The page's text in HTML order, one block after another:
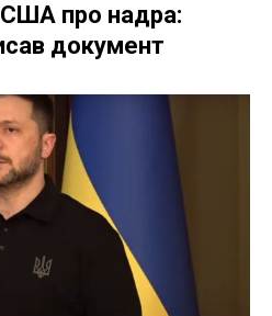
США про надра:
документ